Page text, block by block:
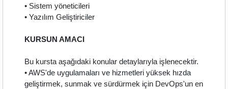
• Sistem yöneticileri
• Yazılım Geliştiriciler
KURSUN AMACI
Bu kursta aşağıdaki konular detaylarıyla işlenecektir.
• AWS'de uygulamaları ve hizmetleri yüksek hızda
geliştirmek, sunmak ve sürdürmek için DevOps'un en